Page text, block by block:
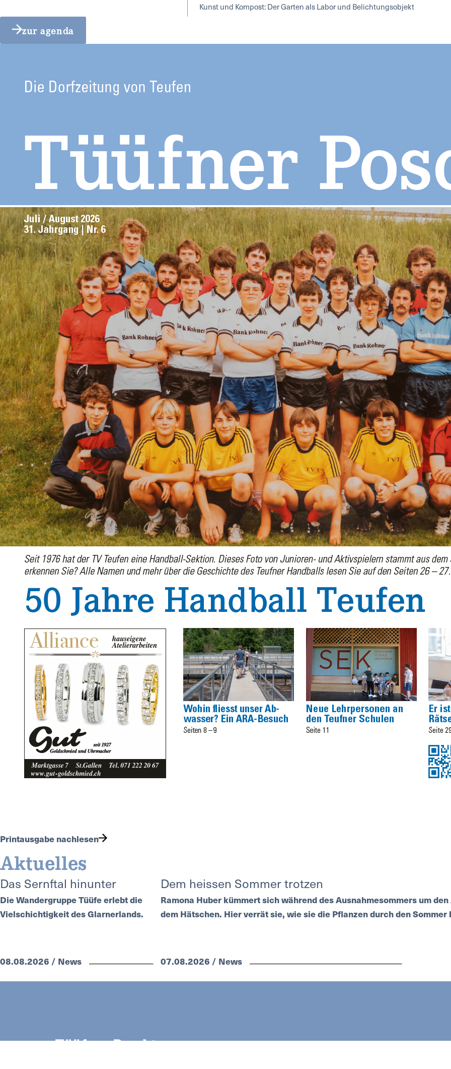
Kunst und Kompost: Der Garten als Labor und Belichtungsobjekt
zur agenda
Printausgabe nachlesen
Aktuelles
Das Sernftal hinunter
Die Wandergruppe Tüüfe erlebt die
Vielschichtigkeit des Glarnerlands.
08.08.2026 / News
Dem heissen Sommer trotzen
Ramona Huber kümmert sich während des Ausnahmesommers um
dem Hätschen. Hier verrät sie, wie sie die Pflanzen durch den Sommer
07.08.2026 / News
NEWS AGENDA PRINTAUSGABE KONTAKT